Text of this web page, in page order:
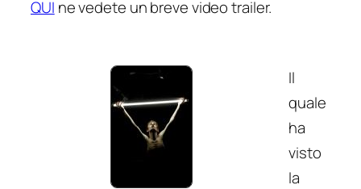
QUI ne vedete un breve video trailer.
Il
quale
ha
visto
la